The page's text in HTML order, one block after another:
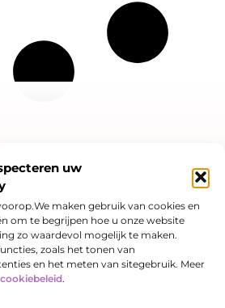
uw
maken gebruik van cookies en
om te begrijpen hoe u onze website
zo waardevol mogelijk te maken.
zoals het tonen van
en het meten van sitegebruik. Meer
.